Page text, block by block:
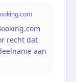
recht dat
aan